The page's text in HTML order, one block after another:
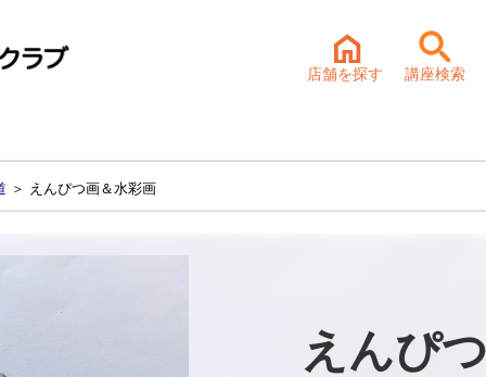
店舗を探す 講座検索
＞ えんぴつ画＆水彩画
えんぴ